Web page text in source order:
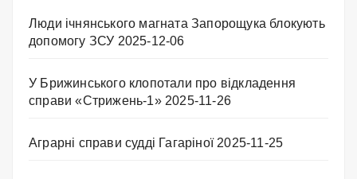
Люди ічнянського магната Запорощука блокують
допомогу ЗСУ 2025-12-06
У Брижинського клопотали про відкладення
справи «Стрижень-1» 2025-11-26
Аграрні справи судді Гагаріної 2025-11-25